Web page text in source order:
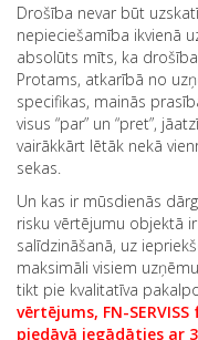
Drošība nevar būt
nepieciešamība ikvienā
absolūts mīts, ka
Protams, atkarībā no
specifikas, mainās
visus “par” un “pret”,
vairākkārt lētāk nekā
sekas.
Un kas ir mūsdienās
risku vērtējumu objektā
salīdzināšanā, uz
maksimāli visiem
tikt pie kvalitatīva
vērtējums, FN-
piedāvā iegādāties ar